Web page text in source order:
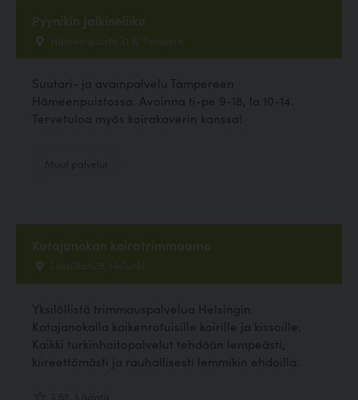
Pyynikin Jalkineliike
Hämeenpuisto 31 B, Tampere
Suutari- ja avainpalvelu Tampereen
Hämeenpuistossa. Avoinna ti-pe 9-18, la 10-14.
Tervetuloa myös koirakaverin kanssa!
Katajanokan koiratrimmaamo
Luotsikatu 5, Helsinki
Yksilöllistä trimmauspalvelua Helsingin
Katajanokalla kaikenrotuisille koirille ja kissoille.
Kaikki turkinhoitopalvelut tehdään lempeästi,
kiireettömästi ja rauhallisesti lemmikin ehdoilla.